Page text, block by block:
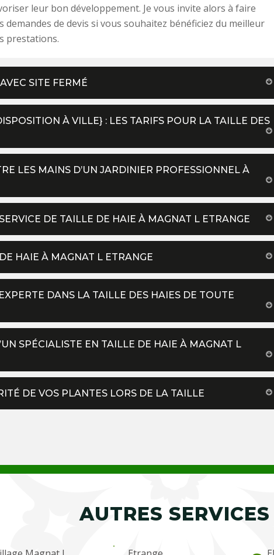
leur bon développement. Je vous invite alors à faire
demandes de devis si vous souhaitez bénéficiez du meilleur
prestations.
SITE FERMÉ
À VILLE} : LES TARIFS POUR LA TAILLE DES
LES MAINS D’UN JARDINIER PROFESSIONNEL À
DE TAILLE DE HAIE À MAGNAT L ETRANGE
HAIE À MAGNAT L ETRANGE
DANS LA TAILLE DES HAIES DE TOUTE
SPÉCIALISTE EN TAILLE DE HAIE À MAGNAT L
DE VOS PLANTES LORS DE LA TAILLE
AUTRES SERVICES